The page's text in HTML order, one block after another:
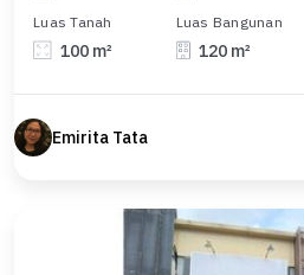
Luas Tanah
100 m²
Luas Bangunan
120 m²
Emirita Tata